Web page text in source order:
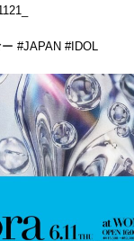
#JAPAN #IDOL